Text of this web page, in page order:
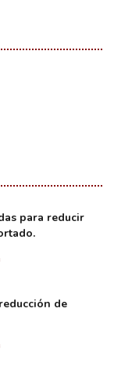
para reducir
de